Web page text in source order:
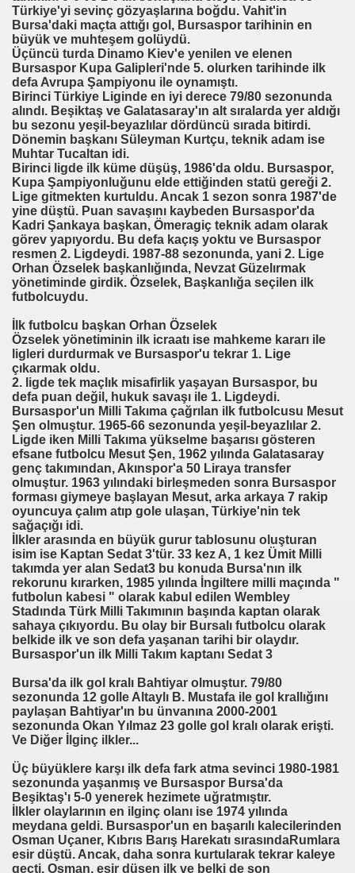
Türkiye'yi sevinç gözyaşlarına boğdu. Vahit'in
Bursa'daki maçta attığı gol, Bursaspor tarihinin en
büyük ve muhteşem golüydü.
Üçüncü turda Dinamo Kiev'e yenilen ve elenen
Bursaspor Kupa Galipleri'nde 5. olurken tarihinde ilk
defa Avrupa Şampiyonu ile oynamıştı.
Birinci Türkiye Liginde en iyi derece 79/80 sezonunda
alındı. Beşiktaş ve Galatasaray'ın alt sıralarda yer aldığı
bu sezonu yeşil-beyazlılar dördüncü sırada bitirdi.
Dönemin başkanı Süleyman Kurtçu, teknik adam ise
Muhtar Tucaltan idi.
Birinci ligde ilk küme düşüş, 1986'da oldu. Bursaspor,
Kupa Şampiyonluğunu elde ettiğinden statü gereği 2.
Lige gitmekten kurtuldu. Ancak 1 sezon sonra 1987'de
yine düştü. Puan savaşını kaybeden Bursaspor'da
Kadri Şankaya başkan, Ömeragiç teknik adam olarak
görev yapıyordu. Bu defa kaçış yoktu ve Bursaspor
resmen 2. Ligdeydi. 1987-88 sezonunda, yani 2. Lige
Orhan Özselek başkanlığında, Nevzat Güzelırmak
yönetiminde girdik. Özselek, Başkanlığa seçilen ilk
futbolcuydu.
İlk futbolcu başkan Orhan Özselek
Özselek yönetiminin ilk icraatı ise mahkeme kararı ile
ligleri durdurmak ve Bursaspor'u tekrar 1. Lige
çıkarmak oldu.
2. ligde tek maçlık misafirlik yaşayan Bursaspor, bu
defa puan değil, hukuk savaşı ile 1. Ligdeydi.
Bursaspor'un Milli Takıma çağrılan ilk futbolcusu Mesut
Şen olmuştur. 1965-66 sezonunda yeşil-beyazlılar 2.
Ligde iken Milli Takıma yükselme başarısı gösteren
efsane futbolcu Mesut Şen, 1962 yılında Galatasaray
genç takımından, Akınspor'a 50 Liraya transfer
olmuştur. 1963 yılındaki birleşmeden sonra Bursaspor
forması giymeye başlayan Mesut, arka arkaya 7 rakip
oyuncuya çalım atıp gole ulaşan, Türkiye'nin tek
sağaçığı idi.
İlkler arasında en büyük gurur tablosunu oluşturan
isim ise Kaptan Sedat 3'tür. 33 kez A, 1 kez Ümit Milli
takımda yer alan Sedat3 bu konuda Bursa'nın ilk
rekorunu kırarken, 1985 yılında İngiltere milli maçında "
futbolun kabesi " olarak kabul edilen Wembley
Stadında Türk Milli Takımının başında kaptan olarak
sahaya çıkıyordu. Bu olay bir Bursalı futbolcu olarak
belkide ilk ve son defa yaşanan tarihi bir olaydır.
Bursaspor'un ilk Milli Takım kaptanı Sedat 3
Bursa'da ilk gol kralı Bahtiyar olmuştur. 79/80
sezonunda 12 golle Altaylı B. Mustafa ile gol krallığını
paylaşan Bahtiyar'ın bu ünvanına 2000-2001
sezonunda Okan Yılmaz 23 golle gol kralı olarak erişti.
Ve Diğer İlginç ilkler...
Üç büyüklere karşı ilk defa fark atma sevinci 1980-1981
sezonunda yaşanmış ve Bursaspor Bursa'da
Beşiktaş'ı 5-0 yenerek hezimete uğratmıştır.
İlkler olaylarının en ilginç olanı ise 1974 yılında
meydana geldi. Bursaspor'un en başarılı kalecilerinden
Osman Uçaner, Kıbrıs Barış Harekatı sırasındaRumlara
esir düştü. Ancak, daha sonra kurtularak tekrar kaleye
geçti. Osman, esir düşen ilk ve belki de son